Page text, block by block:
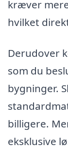
kræver
hvilket
Derudover
som du
bygninger.
billigere.
eksklusive